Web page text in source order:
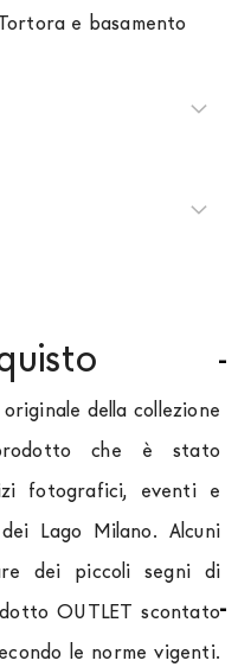
e basamento
della collezione
che è stato
fotografici, eventi e
Lago Milano. Alcuni
dei piccoli segni di
OUTLET scontato
le norme vigenti.